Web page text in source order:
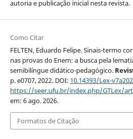
autoria e publicação inicial nesta revista.
Como Citar
FELTEN, Eduardo Felipe. Sinais-termo
nas provas do Enem: a busca pela
semibilíngue didático-pedagógico.
p. e0707, 2022. DOI: 10.14393/Lex-
https://seer.ufu.br/index.php/GTLex/
em: 6 ago. 2026.
Formatos de Citação